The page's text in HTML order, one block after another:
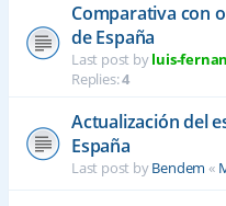
Comparativa con
de España
Last post byluis-
Replies:4
Actualización del
España
Last post byBendem «